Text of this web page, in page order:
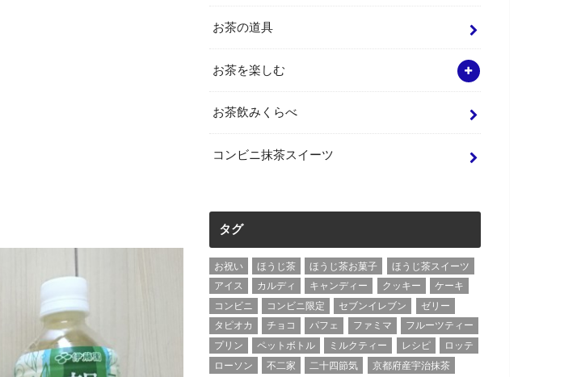
お茶の道具
お茶を楽しむ
お茶飲みくらべ
コンビニ抹茶スイーツ
タグ
お祝い ほうじ茶 ほうじ茶お菓子
ほうじ茶スイーツ
アイス
カルディ キャンディー クッキー
ケーキ
コンビニ
コンビニ限定 セブンイレブン
ゼリー
タピオカ
チョコ パフェ ファミマ
フルーツティー
プリン
ペットボトル ミルクティー レシピ
ロッテ
ローソン
不二家 二十四節気 京都府産宇治抹茶